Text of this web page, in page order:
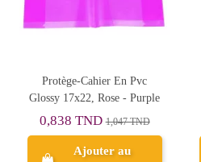
Protège-Cahier En Pvc
Glossy 17x22, Rose - Purple
0,838 TND1,047 TND
Ajouter au